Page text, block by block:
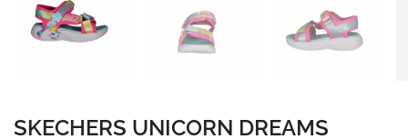
SKECHERS UNICORN DREAMS